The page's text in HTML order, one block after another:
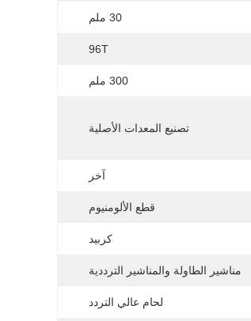
30 ملم
96T
300 ملم
تصنيع المعدات الأصلية
آخر
قطع الألومنيوم
كربيد
مناشير الطاولة والمناشير الترددية
لحام عالي التردد